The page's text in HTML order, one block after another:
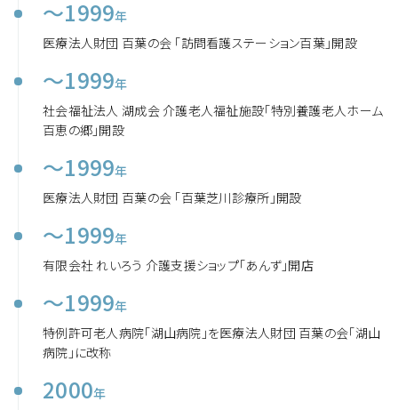
～1999年
医療法人財団 百葉の会 「訪問看護ステーション百葉」開設
～1999年
社会福祉法人 湖成会 介護老人福祉施設「特別養護老人ホーム
百恵の郷」開設
～1999年
医療法人財団 百葉の会 「百葉芝川診療所」開設
～1999年
有限会社 れいろう 介護支援ショップ「あんず」開店
～1999年
特例許可老人病院「湖山病院」を医療法人財団 百葉の会「湖山
病院」に改称
2000年